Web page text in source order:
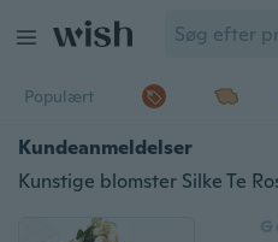
Populært
Kundeanmeldelser